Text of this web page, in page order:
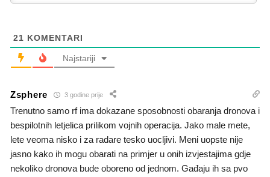
21 KOMENTARI
Najstariji
Zsphere 3 godine prije
Trenutno samo rf ima dokazane sposobnosti obaranja dronova i
bespilotnih letjelica prilikom vojnih operacija. Jako male mete,
lete veoma nisko i za radare tesko uocljivi. Meni uopste nije
jasno kako ih mogu obarati na primjer u onih izvjestajima gdje
nekoliko dronova bude oboreno od jednom. Gađaju ih sa pvo